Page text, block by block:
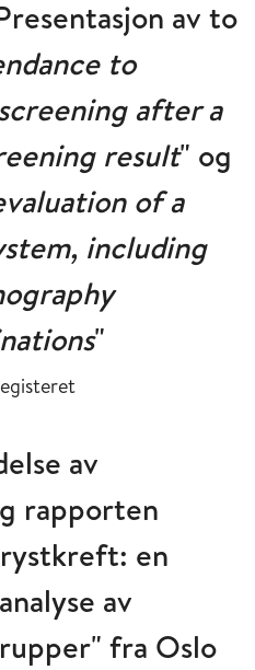
av to
to
after a
result" og
of a
including
"
av
rapporten
en
av
fra Oslo